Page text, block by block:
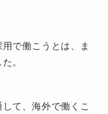
で働こうとは、ま
。
て、海外で働くこ